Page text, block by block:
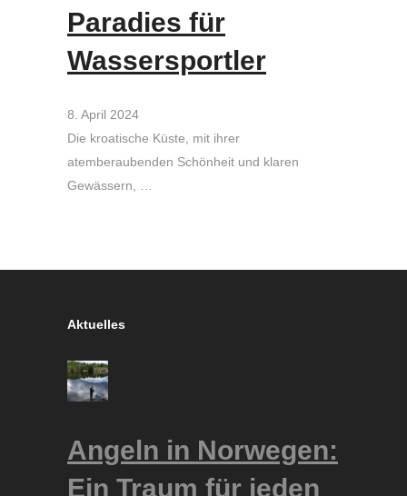
Paradies für
Wassersportler
8. April 2024
Die kroatische Küste, mit ihrer
atemberaubenden Schönheit und klaren
Gewässern, …
Aktuelles
Angeln in Norwegen:
Ein Traum für jeden